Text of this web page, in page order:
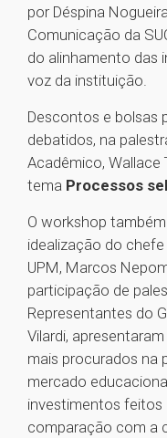
por Déspina
Comunicação da
do alinhamento das
voz da instituição.
Descontos e bolsas
debatidos, na
Acadêmico, Wallace
tema Processos
O workshop
idealização do
UPM, Marcos
participação de
Representantes do
Vilardi,
mais procurados na
mercado
investimentos feitos
comparação com a